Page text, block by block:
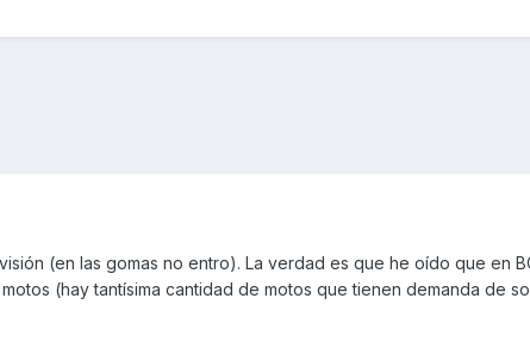
(en las gomas no entro). La verdad es que he oído que en
(hay tantísima cantidad de motos que tienen demanda de